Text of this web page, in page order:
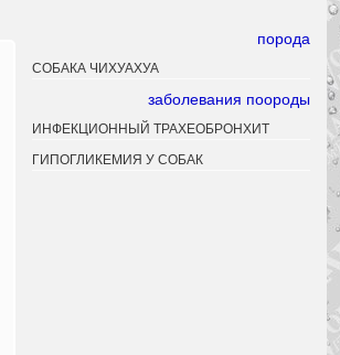
порода
СОБАКА ЧИХУАХУА
заболевания поороды
ИНФЕКЦИОННЫЙ ТРАХЕОБРОНХИТ
ГИПОГЛИКЕМИЯ У СОБАК